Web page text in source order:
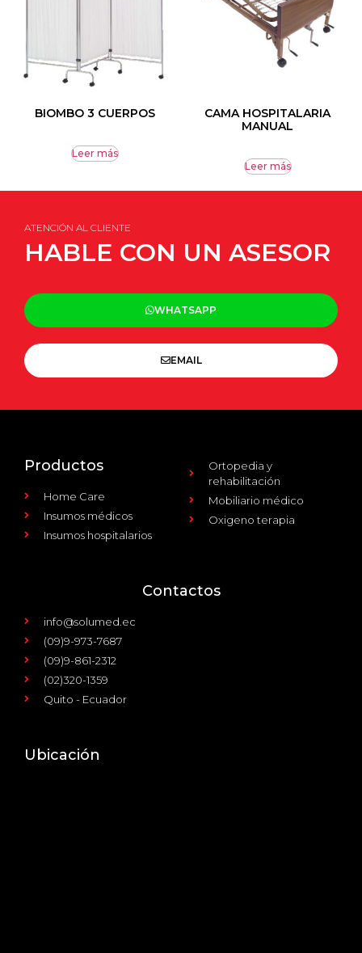
BIOMBO 3 CUERPOS
Leer más
CAMA HOSPITALARIA
MANUAL
Leer más
ATENCIÓN AL CLIENTE
HABLE CON UN ASESOR
WHATSAPP
EMAIL
Productos
Home Care
Insumos médicos
Insumos hospitalarios
Ortopedia y
rehabilitación
Mobiliario médico
Oxigeno terapia
Contactos
info@solumed.ec
(09)9-973-7687
(09)9-861-2312
(02)320-1359
Quito - Ecuador
Ubicación